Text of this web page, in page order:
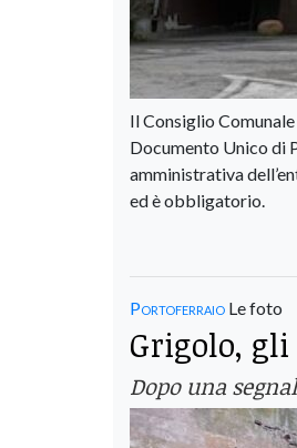
Il Consiglio
Documento Unico di
amministrativa
ed è obbligatorio.
Portoferraio Le foto
Grigolo,
Dopo una